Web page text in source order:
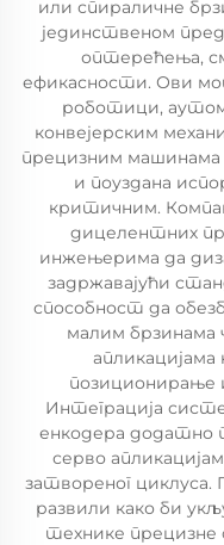
или спираличне
јединственом
оптерећења,
ефикасности. Ови
роботици,
конвејерским
прецизним машинама
и поуздана
критичним.
дицелентних
инжењерима да
задржавајући
способност да
малим брзинама
апликацијама
позиционирање
Интеграција
енкодера додатно
серво
затвореног
развили како би
технике